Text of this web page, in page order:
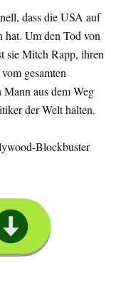
dass die USA auf
hat. Um den Tod von
sie Mitch Rapp, ihren
gesamten
Mann aus dem Weg
der Welt halten.
Blockbuster